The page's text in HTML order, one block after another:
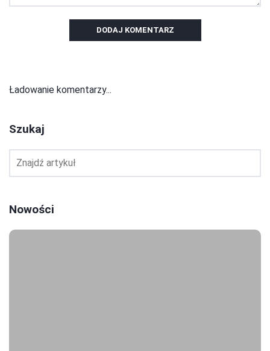
DODAJ KOMENTARZ
Ładowanie komentarzy...
Szukaj
Nowości